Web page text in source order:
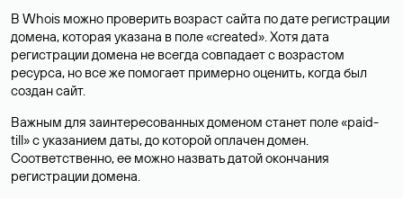
В Whois можно проверить возраст сайта по дате регистрации
домена, которая указана в поле «created». Хотя дата
регистрации домена не всегда совпадает с возрастом
ресурса, но все же помогает примерно оценить, когда был
создан сайт.
Важным для заинтересованных доменом станет поле «paid-
till» с указанием даты, до которой оплачен домен.
Соответственно, ее можно назвать датой окончания
регистрации домена.